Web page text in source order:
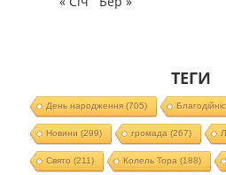
ТЕГИ
День народження(705)
Новини (299) громада (267)
Свято (211) Колель Тора (188)